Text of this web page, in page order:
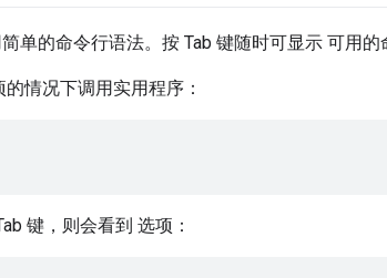
单的命令行语法。按 Tab 键随时可显示 可用的
情况下调用实用程序：
键，则会看到 选项：